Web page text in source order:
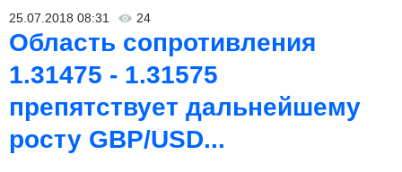
25.07.2018 08:31 24
Область сопротивления
1.31475 - 1.31575
препятствует дальнейшему
росту GBP/USD...